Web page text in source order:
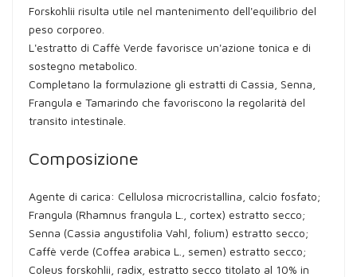
Forskohlii risulta utile nel mantenimento dell'equilibrio del
peso corporeo.
L'estratto di Caffè Verde favorisce un'azione tonica e di
sostegno metabolico.
Completano la formulazione gli estratti di Cassia, Senna,
Frangula e Tamarindo che favoriscono la regolarità del
transito intestinale.
Composizione
Agente di carica: Cellulosa microcristallina, calcio fosfato;
Frangula (Rhamnus frangula L., cortex) estratto secco;
Senna (Cassia angustifolia Vahl, folium) estratto secco;
Caffè verde (Coffea arabica L., semen) estratto secco;
Coleus forskohlii, radix, estratto secco titolato al 10% in